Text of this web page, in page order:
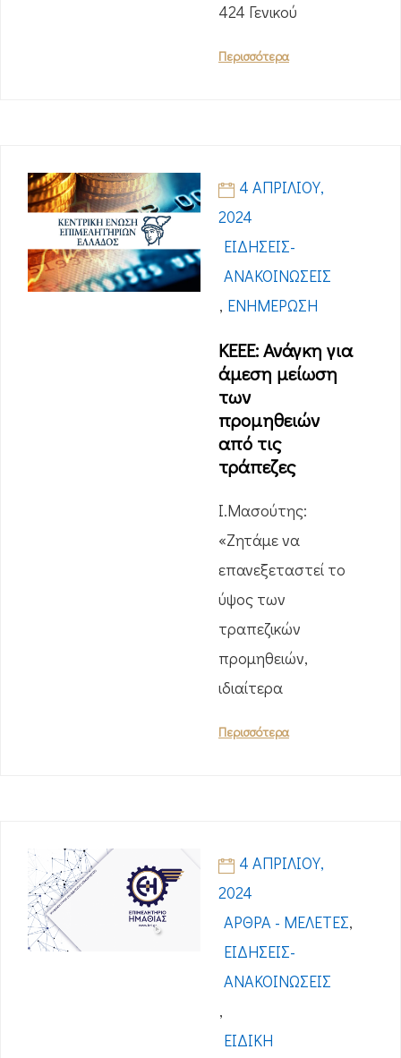
424 Γενικού
Περισσότερα
4 ΑΠΡΙΛΊΟΥ,
2024
ΕΙΔΉΣΕΙΣ-
ΑΝΑΚΟΙΝΏΣΕΙΣ
, ΕΝΗΜΈΡΩΣΗ
ΚΕΕΕ: Ανάγκη για
άμεση μείωση
των
προμηθειών
από τις
τράπεζες
Ι.Μασούτης:
«Ζητάμε να
επανεξεταστεί το
ύψος των
τραπεζικών
προμηθειών,
ιδιαίτερα
Περισσότερα
4 ΑΠΡΙΛΊΟΥ,
2024
ΆΡΘΡΑ - ΜΕΛΈΤΕΣ,
ΕΙΔΉΣΕΙΣ-
ΑΝΑΚΟΙΝΏΣΕΙΣ
,
ΕΙΔΙΚΉ